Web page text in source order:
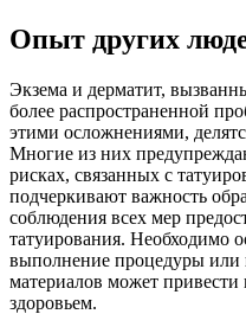
Опыт других
Экзема и дерматит,
более распространенной
этими осложнениями,
Многие из них
рисках, связанных с
подчеркивают важность
соблюдения всех мер
татуирования. Необходимо
выполнение процедуры или
материалов может
здоровьем.